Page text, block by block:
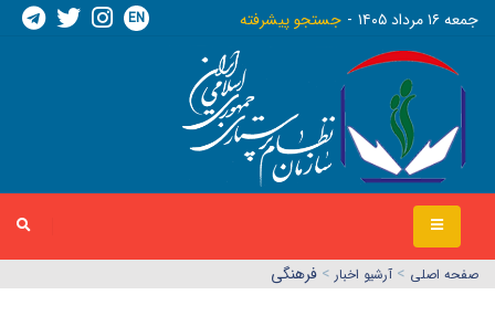
جمعه ١٦ مرداد ١٤٠٥ جستجو پیشرفته EN
صفحه اصلي > آرشیو اخبار > فرهنگی